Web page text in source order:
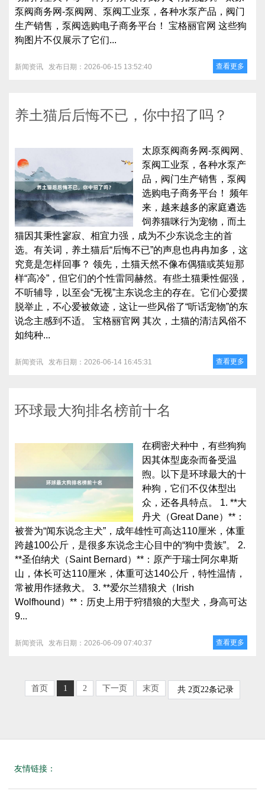
泵阀商务网-泵阀网、泵阀工业泵，各种水泵产品，阀门
生产销售，泵阀选购电子商务平台！ 宝格丽官网 这些狗
狗图片不仅展示了它们...
新闻资讯 发布日期：2026-06-15 13:52:40 查看更多
养土猫后后悔不已，你中招了吗？
太原泵阀商务网-泵阀网、
泵阀工业泵，各种水泵产
品，阀门生产销售，泵阀
选购电子商务平台！ 频年
来，越来越多的家庭遴选
饲养猫咪行为宠物，而土
猫因其秉性寥寂、相宜力强，成为不少东说念主的首
选。有关词，养土猫后“后悔不已”的声息也冉冉加多，这
究竟是怎样回事？ 领先，土猫天然不像布偶猫或英短那
样“高冷”，但它们的个性雷同赫然。有些土猫秉性倔强，
不听辅导，以至会“无视”主东说念主的存在。它们心爱摆
脱举止，不心爱被敛迹，这让一些风俗了“听话宠物”的东
说念主感到不适。 宝格丽官网 其次，土猫的清洁风俗不
如纯种...
新闻资讯 发布日期：2026-06-14 16:45:31 查看更多
环球最大狗排名榜前十名
在稠密犬种中，有些狗狗
因其体型庞杂而备受温
煦。以下是环球最大的十
种狗，它们不仅体型出
众，还各具特点。 1. **大
丹犬（Great Dane）**：
被誉为“闻东说念主犬”，成年雄性可高达110厘米，体重
跨越100公斤，是很多东说念主心目中的“狗中贵族”。 2.
**圣伯纳犬（Saint Bernard）**：原产于瑞士阿尔卑斯
山，体长可达110厘米，体重可达140公斤，特性温情，
常被用作拯救犬。 3. **爱尔兰猎狼犬（Irish
Wolfhound）**：历史上用于狩猎狼的大型犬，身高可达
9...
新闻资讯 发布日期：2026-06-09 07:40:37 查看更多
首页 1 2 下一页 末页 共 2页22条记录
友情链接：